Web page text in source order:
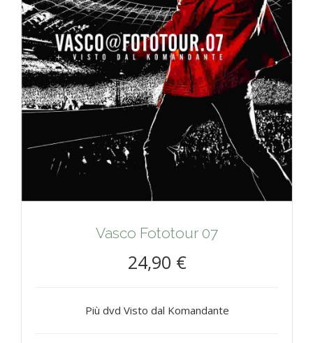
Vasco Fototour 07
24,90 €
Più dvd Visto dal Komandante